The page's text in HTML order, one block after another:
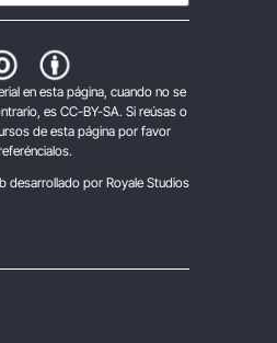
en esta página, cuando no se
es CC-BY-SA. Si reúsas o
de esta página por favor
desarrollado por Royale Studios